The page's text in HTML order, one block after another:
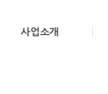
사업소개